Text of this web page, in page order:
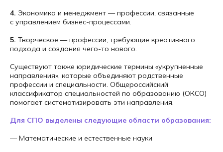
4. Экономика и менеджмент — профессии, связанные
с управлением бизнес-процессами.
5. Творческое — профессии, требующие креативного
подхода и создания чего-то нового.
Существуют также юридические термины «укрупненные
направления», которые объединяют родственные
профессии и специальности. Общероссийский
классификатор специальностей по образованию (ОКСО)
помогает систематизировать эти направления.
Для СПО выделены следующие области образования:
— Математические и естественные науки